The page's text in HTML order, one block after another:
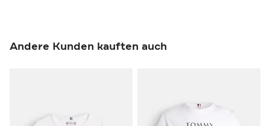
Andere Kunden kauften auch